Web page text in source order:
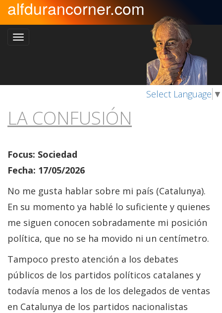
alfdurancorner.com
Select Language ▼
LA CONFUSIÓN
Focus: Sociedad
Fecha: 17/05/2026
No me gusta hablar sobre mi país (Catalunya).
En su momento ya hablé lo suficiente y quienes
me siguen conocen sobradamente mi posición
política, que no se ha movido ni un centímetro.
Tampoco presto atención a los debates
públicos de los partidos políticos catalanes y
todavía menos a los de los delegados de ventas
en Catalunya de los partidos nacionalistas